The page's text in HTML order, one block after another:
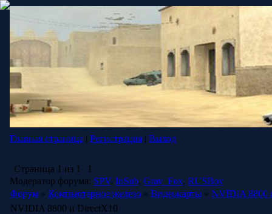
Главная страница | Регистрация | Выход
Страница 1 из 1
1
Модератор форума: SPV, InSub, Gray_Fox, RUSBoy
Форум » Компьютерное железо » Видеокарты » NVIDIA 8800
NVIDIA 8800 и DirectX10